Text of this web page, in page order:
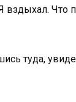
вздыхал.
туда,